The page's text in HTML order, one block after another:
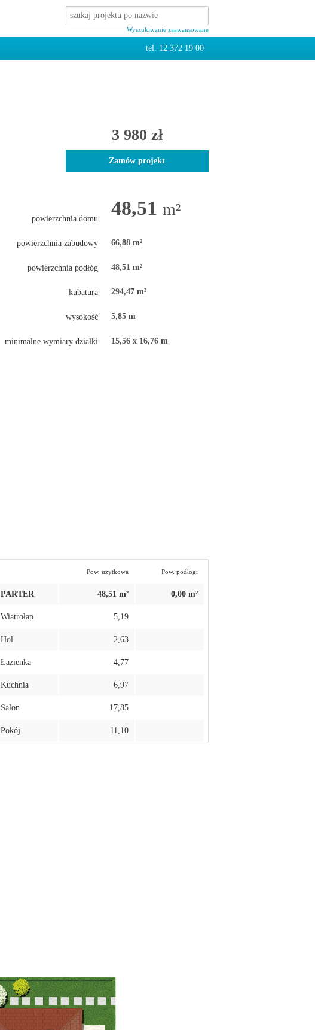
Wyszukiwanie zaawansowane
tel. 12 372 19 00
3 980 zł
Zamów projekt
powierzchnia domu 48,51 m²
powierzchnia zabudowy 66,88 m²
powierzchnia podłóg 48,51 m²
kubatura 294,47 m³
wysokość 5,85 m
minimalne wymiary działki 15,56 x 16,76 m
Pow. użytkowa Pow. podłogi
PARTER 48,51 m² 0,00 m²
Wiatrołap 5,19
Hol 2,63
Łazienka 4,77
Kuchnia 6,97
Salon 17,85
Pokój 11,10